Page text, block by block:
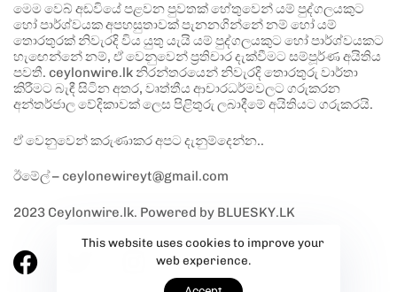
මෙම වෙබ් අඩවියේ පළවන පුවතක් හේතුවෙන් යම් පුද්ගලයකුට
හෝ පාර්ශ්වයක අපහසුතාවක් පැනනගින්නේ නම් හෝ යම්
තොරතුරක් නිවැරදි විය යුතු යැයි යම් පුද්ගලයකුට හෝ පාර්ශ්වයකට
හැඟෙන්නේ නම්, ඒ වෙනුවෙන් ප්‍රතිචාර දැක්වීමට සම්පූර්ණ අයිතිය
පවතී. ceylonwire.lk නිරන්තරයෙන් නිවැරදි තොරතුරු වාර්තා
කිරීමට බැඳී සිටින අතර, වෘත්තීය ආචාරධර්මවලට ගරුකරන
අන්තර්ජාල වේදිකාවක් ලෙස පිළිතුරු ලබාදීමේ අයිතියට ගරුකරයි.
ඒ වෙනුවෙන් කරුණාකර අපට දැනුම්දෙන්න..
ඊමේල් – ceylonewireyt@gmail.com
2023 Ceylonwire.lk. Powered by BLUESKY.LK
This website uses cookies to improve your
web experience.